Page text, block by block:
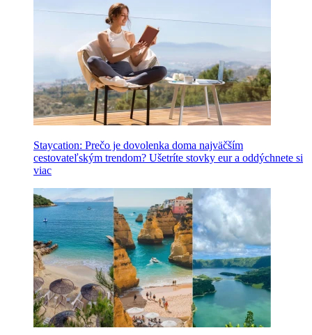
Staycation: Prečo je dovolenka doma najväčším
cestovateľským trendom? Ušetríte stovky eur a oddýchnete si
viac